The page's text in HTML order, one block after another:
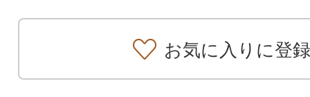
お気に入りに登録